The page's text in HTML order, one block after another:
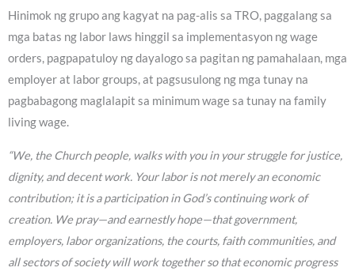
Hinimok ng grupo ang kagyat na pag-alis sa TRO, paggalang sa
mga batas ng labor laws hinggil sa implementasyon ng wage
orders, pagpapatuloy ng dayalogo sa pagitan ng pamahalaan, mga
employer at labor groups, at pagsusulong ng mga tunay na
pagbabagong maglalapit sa minimum wage sa tunay na family
living wage.
“We, the Church people, walks with you in your struggle for justice,
dignity, and decent work. Your labor is not merely an economic
contribution; it is a participation in God’s continuing work of
creation. We pray—and earnestly hope—that government,
employers, labor organizations, the courts, faith communities, and
all sectors of society will work together so that economic progress